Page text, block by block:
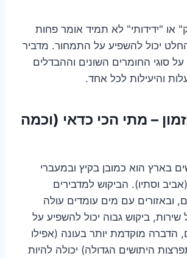
או "ידידותי" לא תמיד אומר פחות
יכול להשפיע על התמחור. מדביר
על סוגי החומרים השונים וההבדלים
והיעילות לכל אחד.
– מתי הכי כדאי (וכמה
בארץ הוא כמובן בקיץ ובמעברי
וסתיו). הביקוש למדבירים
ובאזורים עם מים עומדים עולה
ביקוש גבוה יכול להשפיע על
הדברה מוקדמת יותר בעונה (אפילו
היתושים הגדולה) יכולה להיות